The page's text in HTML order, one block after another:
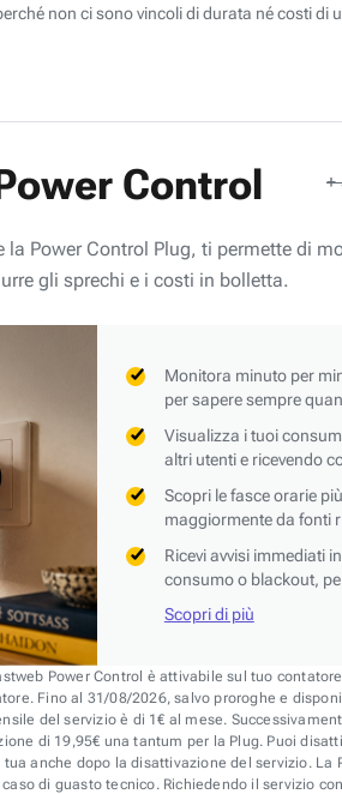
non ci sono vincoli di durata né costi di
Control +
la Power Control Plug, ti permette di
gli sprechi e i costi in bolletta.
Monitora minuto per
per sapere sempre
Visualizza i tuoi
altri utenti e ricevendo
Scopri le fasce orarie
maggiormente da fonti
Ricevi avvisi immediati
consumo o blackout,
Scopri di più
Power Control è attivabile sul tuo
Fino al 31/08/2026, salvo proroghe e
del servizio è di 1€ al mese.
di 19,95€ una tantum per la Plug. Puoi
anche dopo la disattivazione del servizio.
di guasto tecnico. Richiedendo il servizio